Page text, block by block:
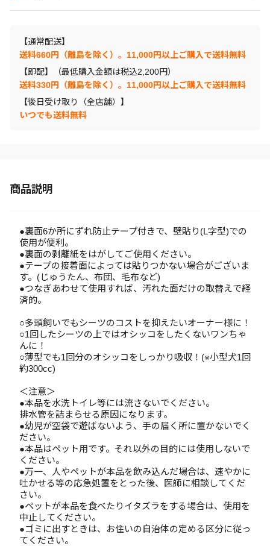
【通常配送】
送料660円（離島を除く）。11,000円以上ご購入で送料無料
【即配】（最低購入金額は税込2,200円）
送料330円（離島を除く）。11,000円以上ご購入で送料無料
【後日受け取り（全店舗）】
いつでも送料無料
商品説明
●裏面6か所にずれ防止テープ付きで、壁貼り(L字型)での
使用が便利。
●裏面の剥離紙をはがしてご使用ください。
●テープの接着面によっては貼りつかない場合がございま
す。(じゅうたん、布団、毛布など)
●つなぎあわせて使用すれば、汚れた面だけの取替えで経
済的。
○多頭飼いでもシーツのコストを抑えたいオーナー様に！
○1回したシーツの上ではオシッコをしたくないワンちゃ
んに！
○薄型でも1回分のオシッコをしっかり吸収！(※小型犬1回
約300cc)
＜注意＞
●本品を水洗トイレ等には流さないでください。
排水管を詰まらせる原因になります。
●幼児が空袋で遊ばないよう、手の届く所に置かないでく
ださい。
●本品はペット用です。それ以外の目的には使用しないで
ください。
●万一、人やペットが本品を飲み込んだ場合は、速やかに
吐かせる等の応急処置をとった後、医師に相談してくだ
さい。
●ペットが本品を食べたりイタズラをする場合は、使用を
中止してください。
●ゴミに出すときは、お住いの自治体の定める区分に従っ
てください。